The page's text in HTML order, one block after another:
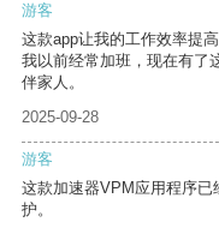
游客
这款app让我的工作效率提
我以前经常加班，现在有了
伴家人。
2025-09-28
游客
这款加速器VPM应用程序
护。